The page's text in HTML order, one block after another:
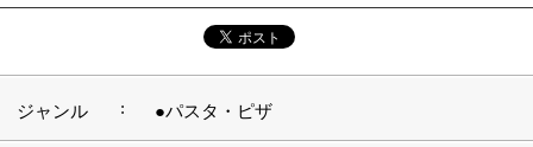
© 2013 art blue Inc.